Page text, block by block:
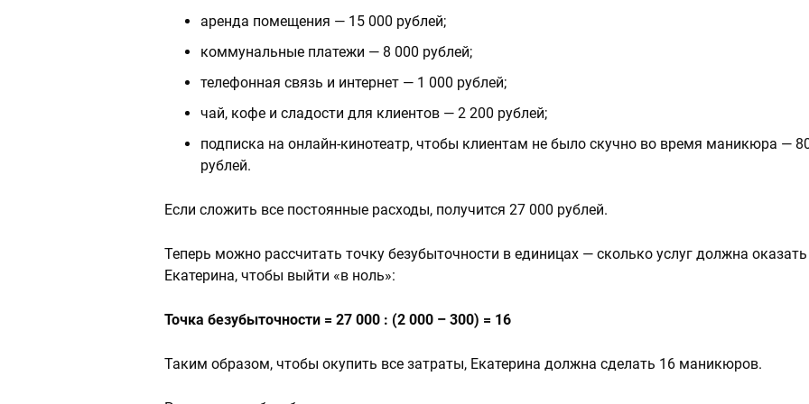
аренда помещения — 15 000 рублей;
коммунальные платежи — 8 000 рублей;
телефонная связь и интернет — 1 000 рублей;
чай, кофе и сладости для клиентов — 2 200 рублей;
подписка на онлайн-кинотеатр, чтобы клиентам не было скучно во время маникюра —
рублей.
Если сложить все постоянные расходы, получится 27 000 рублей.
Теперь можно рассчитать точку безубыточности в единицах — сколько услуг должна оказать
Екатерина, чтобы выйти «в ноль»:
Точка безубыточности = 27 000 : (2 000 – 300) = 16
Таким образом, чтобы окупить все затраты, Екатерина должна сделать 16 маникюров.